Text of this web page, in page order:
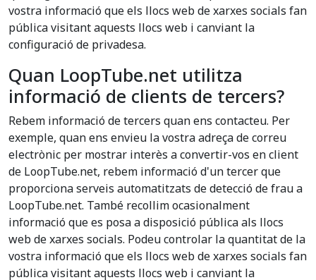
vostra informació que els llocs web de xarxes socials fan
pública visitant aquests llocs web i canviant la
configuració de privadesa.
Quan LoopTube.net utilitza
informació de clients de tercers?
Rebem informació de tercers quan ens contacteu. Per
exemple, quan ens envieu la vostra adreça de correu
electrònic per mostrar interès a convertir-vos en client
de LoopTube.net, rebem informació d'un tercer que
proporciona serveis automatitzats de detecció de frau a
LoopTube.net. També recollim ocasionalment
informació que es posa a disposició pública als llocs
web de xarxes socials. Podeu controlar la quantitat de la
vostra informació que els llocs web de xarxes socials fan
pública visitant aquests llocs web i canviant la